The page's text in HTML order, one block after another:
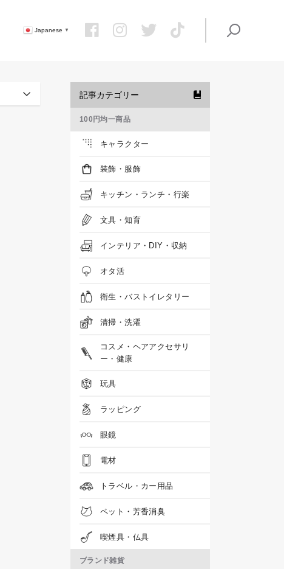
Japanese ▼
記事カテゴリー
100円均一商品
キャラクター
装飾・服飾
キッチン・ランチ・行楽
文具・知育
インテリア・DIY・収納
オタ活
衛生・バストイレタリー
清掃・洗濯
コスメ・ヘアアクセサリ
ー・健康
玩具
ラッピング
眼鏡
電材
トラベル・カー用品
ペット・芳香消臭
喫煙具・仏具
ブランド雑貨